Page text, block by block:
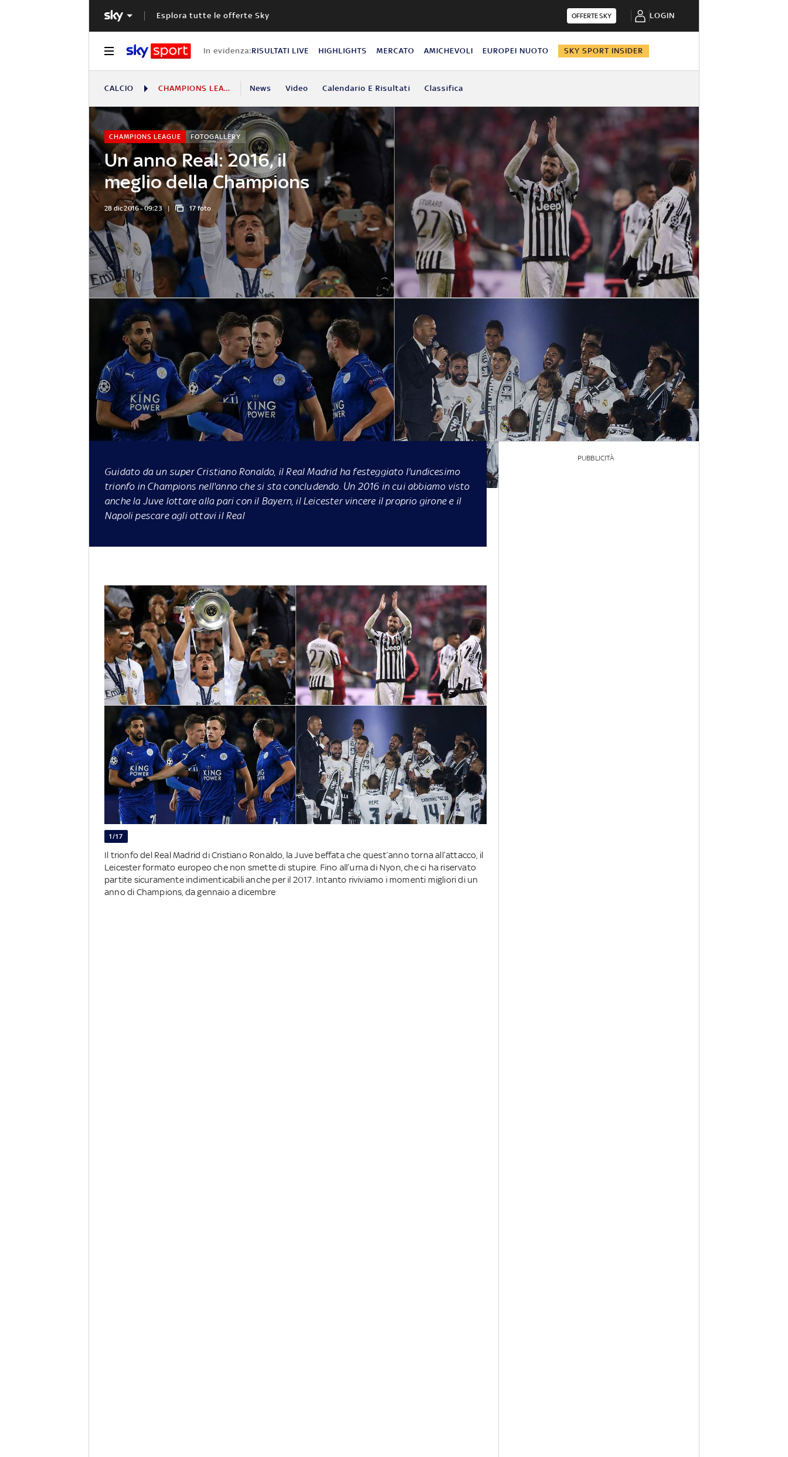
Esplora tutte le offerte Sky OFFERTE SKY LOGIN
In evidenza:RISULTATI LIVE HIGHLIGHTS MERCATO AMICHEVOLI EUROPEI NUOTO SKY SPORT INSIDER
CALCIO CHAMPIONS LEAGUE News Video Calendario E Risultati Classifica
Un anno Real: 2016, il
meglio della Champions
CHAMPIONS LEAGUE FOTOGALLERY
28 dic 2016 - 09:23 17 foto
Guidato da un super Cristiano Ronaldo, il Real Madrid ha festeggiato l'undicesimo
trionfo in Champions nell'anno che si sta concludendo. Un 2016 in cui abbiamo visto
anche la Juve lottare alla pari con il Bayern, il Leicester vincere il proprio girone e il
Napoli pescare agli ottavi il Real
1/17
Il trionfo del Real Madrid di Cristiano Ronaldo, la Juve beffata che quest’anno torna all’attacco, il
Leicester formato europeo che non smette di stupire. Fino all’urna di Nyon, che ci ha riservato
partite sicuramente indimenticabili anche per il 2017. Intanto riviviamo i momenti migliori di un
anno di Champions, da gennaio a dicembre
PUBBLICITÀ